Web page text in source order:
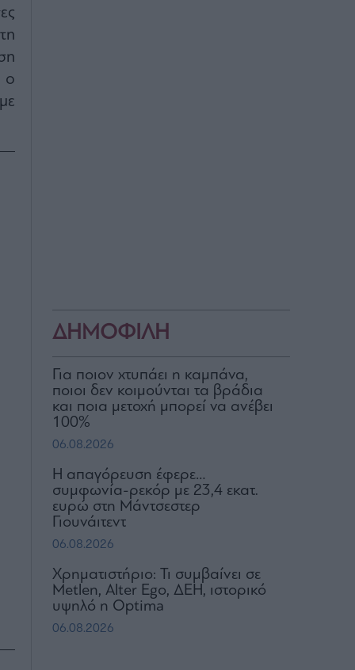
ο
ΔΗΜΟΦΙΛΗ
Για ποιον χτυπάει η καμπάνα,
ποιοι δεν κοιμούνται τα βράδια
και ποια μετοχή μπορεί να ανέβει
100%
06.08.2026
Η απαγόρευση έφερε…
συμφωνία-ρεκόρ με 23,4 εκατ.
ευρώ στη Μάντσεστερ
Γιουνάιτεντ
06.08.2026
Χρηματιστήριο: Τι συμβαίνει σε
Metlen, Αlter Ego, ΔΕΗ, ιστορικό
υψηλό η Optima
06.08.2026